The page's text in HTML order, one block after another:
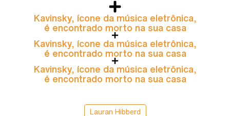
Kavinsky, ícone da música eletrônica,
é encontrado morto na sua casa
Kavinsky, ícone da música eletrônica,
é encontrado morto na sua casa
Kavinsky, ícone da música eletrônica,
é encontrado morto na sua casa
Lauran Hibberd